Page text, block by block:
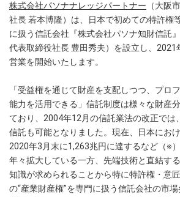
株式会社パソナナレッジパートナー （大阪
社長 若本博隆）は、日本で初めての特許権
に扱う信託会社『株式会社パソナ知財信託
代表取締役社長 豊田秀夫）を設立し、2021
営業を開始いたします。
「受益権を通じて財産を支配しつつ、プロ
能力を活用できる」信託制度は様々な財産
ており、2004年12月の信託業法の改正では
信託も可能となりました。現在、日本にお
2020年3月末に1,263兆円に達するなど（※
年々拡大している一方、先端技術と直結す
知識が求められることから特に特許権・意
の“産業財産権”を専門に扱う信託会社の市